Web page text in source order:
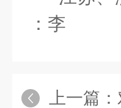
：李
上一篇：